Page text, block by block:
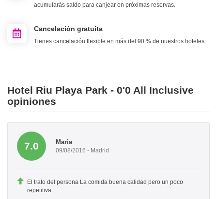
acumularás saldo para canjear en próximas reservas.
Cancelación gratuita
Tienes cancelación flexible en más del 90 % de nuestros hoteles.
Hotel Riu Playa Park - 0'0 All Inclusive
opiniones
7.0 Maria
09/08/2016 - Madrid
El trato del persona La comida buena calidad pero un poco
repetitiva